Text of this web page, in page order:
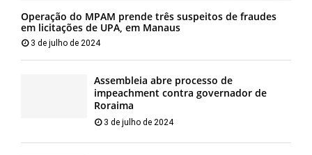
Operação do MPAM prende três suspeitos de fraudes
em licitações de UPA, em Manaus
3 de julho de 2024
Assembleia abre processo de
impeachment contra governador de
Roraima
3 de julho de 2024